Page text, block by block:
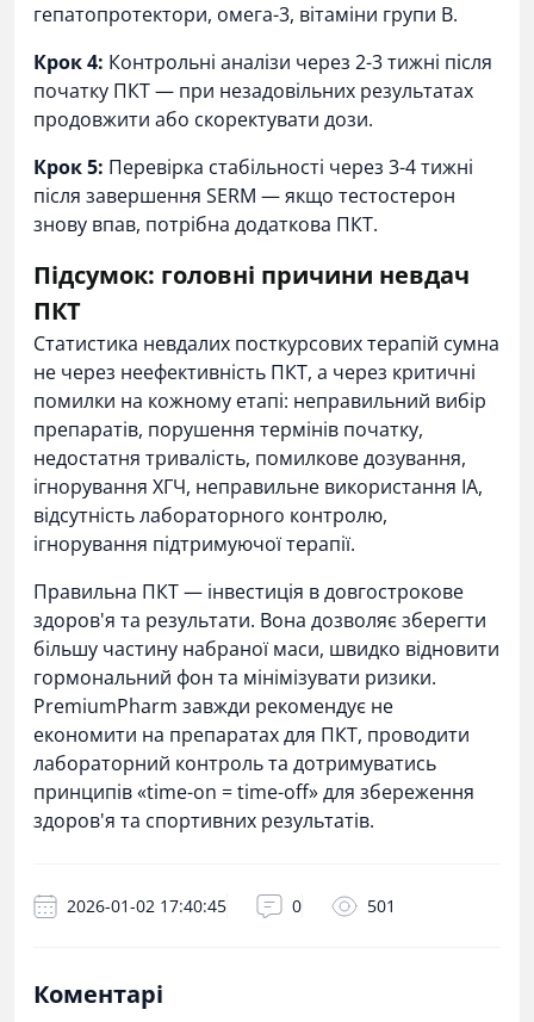
гепатопротектори, омега-3, вітаміни групи B.
Крок 4: Контрольні аналізи через 2-3 тижні після
початку ПКТ — при незадовільних результатах
продовжити або скоректувати дози.
Крок 5: Перевірка стабільності через 3-4 тижні
після завершення SERM — якщо тестостерон
знову впав, потрібна додаткова ПКТ.
Підсумок: головні причини невдач
ПКТ
Статистика невдалих посткурсових терапій сумна
не через неефективність ПКТ, а через критичні
помилки на кожному етапі: неправильний вибір
препаратів, порушення термінів початку,
недостатня тривалість, помилкове дозування,
ігнорування ХГЧ, неправильне використання ІА,
відсутність лабораторного контролю,
ігнорування підтримуючої терапії.
Правильна ПКТ — інвестиція в довгострокове
здоров'я та результати. Вона дозволяє зберегти
більшу частину набраної маси, швидко відновити
гормональний фон та мінімізувати ризики.
PremiumPharm завжди рекомендує не
економити на препаратах для ПКТ, проводити
лабораторний контроль та дотримуватись
принципів «time-on = time-off» для збереження
здоров'я та спортивних результатів.
2026-01-02 17:40:45 0 501
Коментарі